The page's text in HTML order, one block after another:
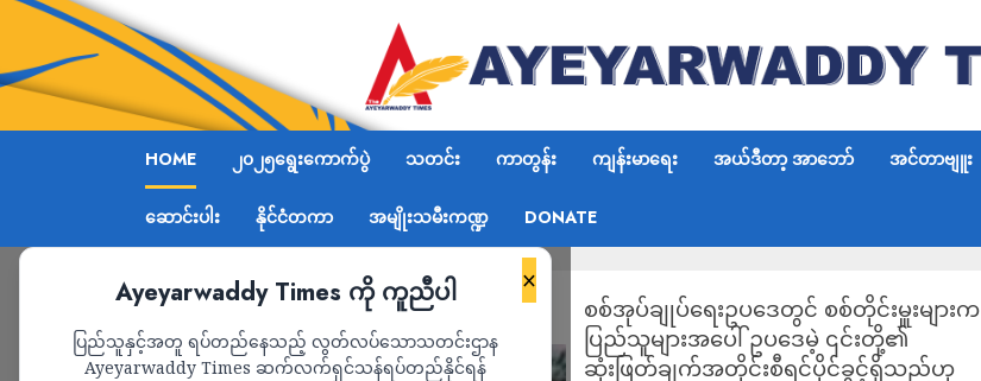
HOME ၂၀၂၅ရွေးကောက်ပွဲ သတင်း ကာတွန်း ကျန်းမာရေး အယ်ဒီတာ့ အာဘော် အင်တာဗျူး
ဆောင်းပါး နိုင်ငံတကာ အမျိုးသမီးကဏ္ဍ DONATE
×
Ayeyarwaddy Times ကို ကူညီပါ
ပြည်သူနှင့်အတူ ရပ်တည်နေသည့် လွတ်လပ်သောသတင်းဌာန
Ayeyarwaddy Times ဆက်လက်ရှင်သန်ရပ်တည်နိုင်ရန်
စစ်အုပ်ချုပ်ရေးဥပဒေတွင် စစ်တိုင်းမှူးများက
ပြည်သူများအပေါ် ဥပဒေမဲ့ ၎င်းတို့၏
ဆုံးဖြတ်ချက်အတိုင်းစီရင်ပိုင်ခွင့်ရှိသည်ဟု